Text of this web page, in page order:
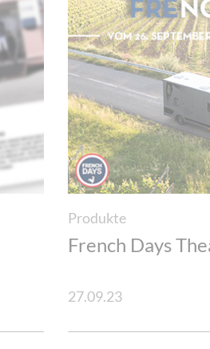
Produkte
French Days
27.09.23